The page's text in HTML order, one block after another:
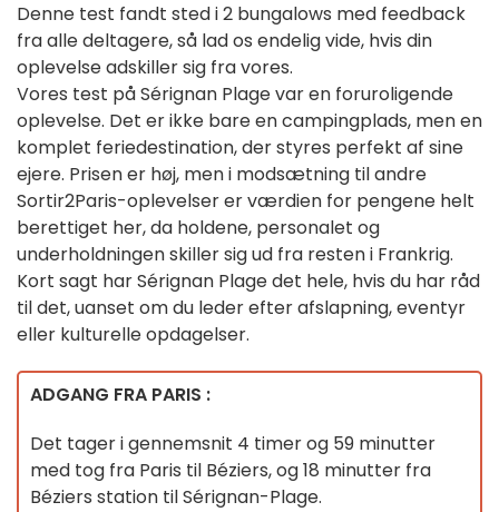
Denne test fandt sted i 2 bungalows med feedback
fra alle deltagere, så lad os endelig vide, hvis din
oplevelse adskiller sig fra vores.
Vores test på Sérignan Plage var en foruroligende
oplevelse. Det er ikke bare en campingplads, men en
komplet feriedestination, der styres perfekt af sine
ejere. Prisen er høj, men i modsætning til andre
Sortir2Paris-oplevelser er værdien for pengene helt
berettiget her, da holdene, personalet og
underholdningen skiller sig ud fra resten i Frankrig.
Kort sagt har Sérignan Plage det hele, hvis du har råd
til det, uanset om du leder efter afslapning, eventyr
eller kulturelle opdagelser.
ADGANG FRA PARIS :
Det tager i gennemsnit 4 timer og 59 minutter
med tog fra Paris til Béziers, og 18 minutter fra
Béziers station til Sérignan-Plage.